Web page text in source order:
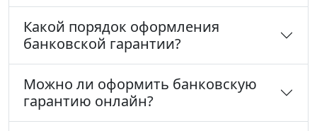
Какой порядок оформления
банковской гарантии?
Можно ли оформить банковскую
гарантию онлайн?